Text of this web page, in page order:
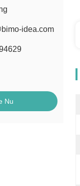
idea.com
Nu